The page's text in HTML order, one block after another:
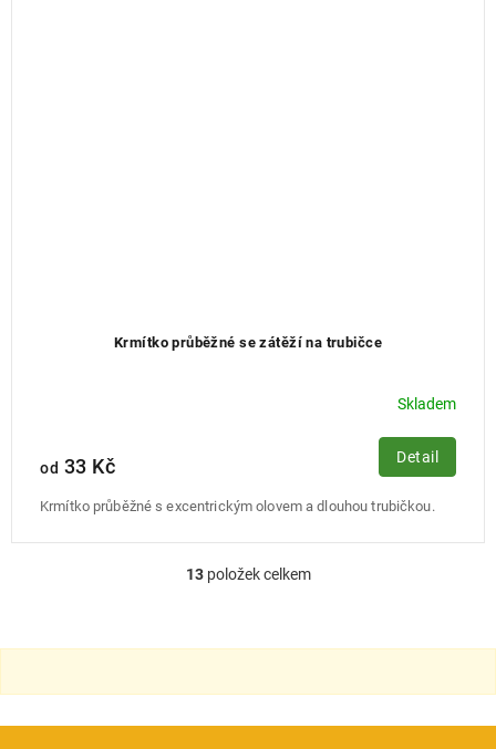
Krmítko průběžné se zátěží na trubičce
Skladem
od 33 Kč Detail
Krmítko průběžné s excentrickým olovem a dlouhou trubičkou.
O
á
a
í
13položek celkem